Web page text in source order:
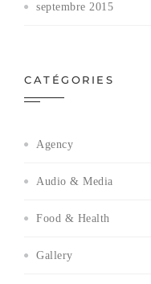
septembre 2015
CATÉGORIES
Agency
Audio & Media
Food & Health
Gallery